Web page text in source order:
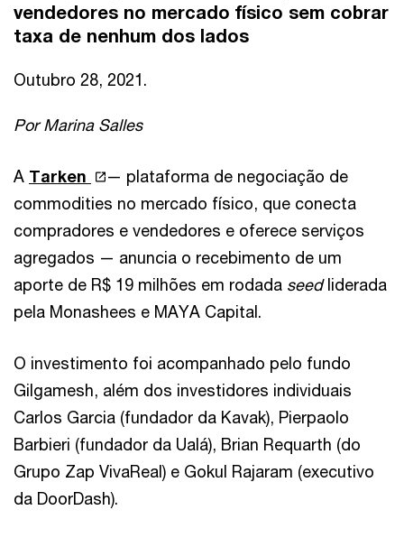
vendedores no mercado físico sem cobrar
taxa de nenhum dos lados
Outubro 28, 2021.
Por Marina Salles
A Tarken
— plataforma de negociação de
commodities no mercado físico, que conecta
compradores e vendedores e oferece serviços
agregados — anuncia o recebimento de um
aporte de R$ 19 milhões em rodada seedliderada
pela Monashees e MAYA Capital.
O investimento foi acompanhado pelo fundo
Gilgamesh, além dos investidores individuais
Carlos Garcia (fundador da Kavak), Pierpaolo
Barbieri (fundador da Ualá), Brian Requarth (do
Grupo Zap VivaReal) e Gokul Rajaram (executivo
da DoorDash).